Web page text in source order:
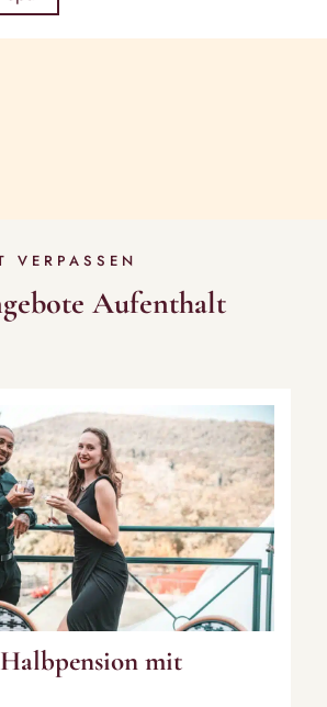
VERPASSEN
Aufenthalt
mit